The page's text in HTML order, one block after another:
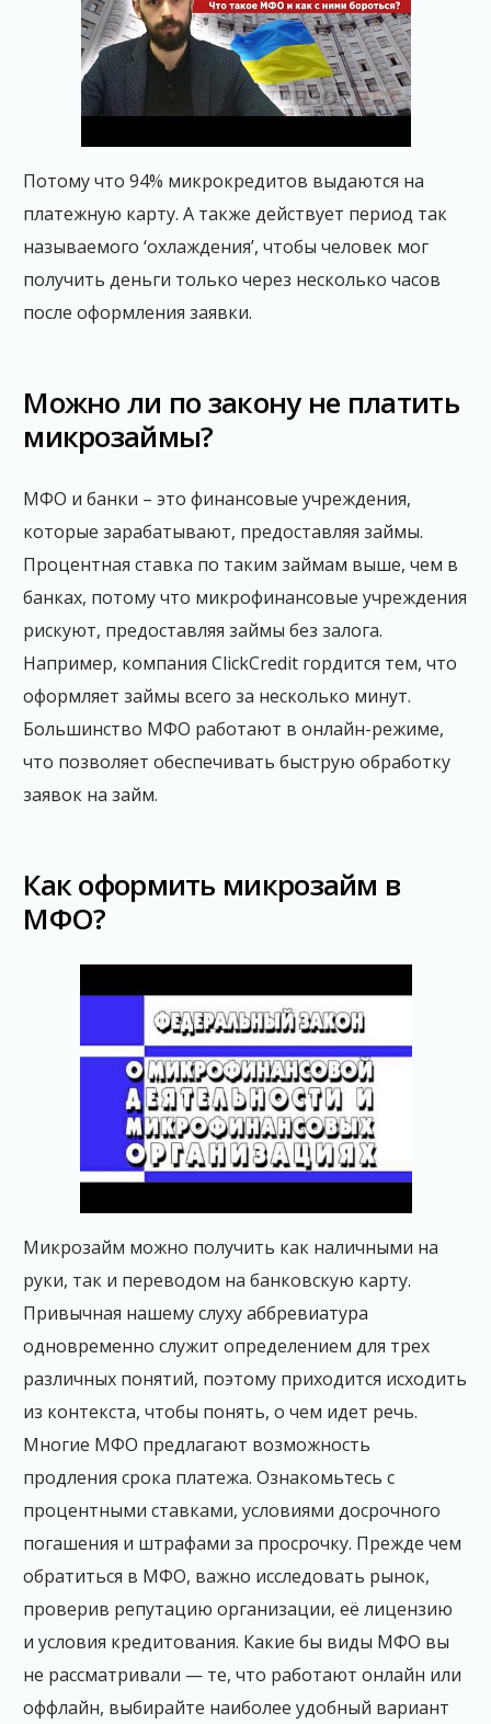
Потому что 94% микрокредитов выдаются на
платежную карту. А также действует период так
называемого ‘охлаждения’, чтобы человек мог
получить деньги только через несколько часов
после оформления заявки.
Можно ли по закону не платить
микрозаймы?
МФО и банки – это финансовые учреждения,
которые зарабатывают, предоставляя займы.
Процентная ставка по таким займам выше, чем в
банках, потому что микрофинансовые учреждения
рискуют, предоставляя займы без залога.
Например, компания ClickCredit гордится тем, что
оформляет займы всего за несколько минут.
Большинство МФО работают в онлайн-режиме,
что позволяет обеспечивать быструю обработку
заявок на займ.
Как оформить микрозайм в
МФО?
Микрозайм можно получить как наличными на
руки, так и переводом на банковскую карту.
Привычная нашему слуху аббревиатура
одновременно служит определением для трех
различных понятий, поэтому приходится исходить
из контекста, чтобы понять, о чем идет речь.
Многие МФО предлагают возможность
продления срока платежа. Ознакомьтесь с
процентными ставками, условиями досрочного
погашения и штрафами за просрочку. Прежде чем
обратиться в МФО, важно исследовать рынок,
проверив репутацию организации, её лицензию
и условия кредитования. Какие бы виды МФО вы
не рассматривали — те, что работают онлайн или
оффлайн, выбирайте наиболее удобный вариант